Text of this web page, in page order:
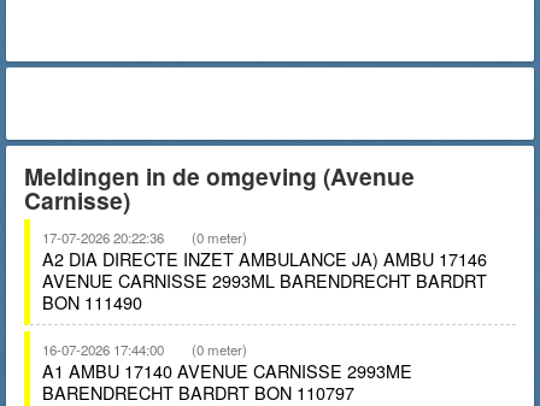
Meldingen in de omgeving (Avenue
Carnisse)
17-07-2026 20:22:36 (0 meter)
A2 DIA DIRECTE INZET AMBULANCE JA) AMBU 17146
AVENUE CARNISSE 2993ML BARENDRECHT BARDRT
BON 111490
16-07-2026 17:44:00 (0 meter)
A1 AMBU 17140 AVENUE CARNISSE 2993ME
BARENDRECHT BARDRT BON 110797